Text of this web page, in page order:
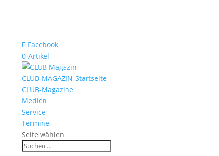
Facebook
0-Artikel
CLUB-MAGAZIN-Startseite
CLUB-Magazine
Medien
Service
Termine
Seite wählen